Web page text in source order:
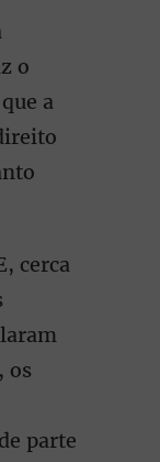
o
a
cerca
os
parte